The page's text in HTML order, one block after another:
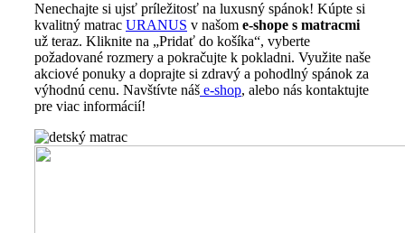
Nenechajte si ujsť príležitosť na luxusný spánok! Kúpte si
kvalitný matrac URANUS v našom e-shope s matracmi
už teraz. Kliknite na „Pridať do košíka“, vyberte
požadované rozmery a pokračujte k pokladni. Využite naše
akciové ponuky a doprajte si zdravý a pohodlný spánok za
výhodnú cenu. Navštívte náš e-shop, alebo nás kontaktujte
pre viac informácií!